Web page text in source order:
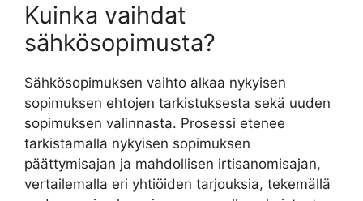
Kuinka vaihdat
sähkösopimusta?
Sähkösopimuksen vaihto alkaa nykyisen
sopimuksen ehtojen tarkistuksesta sekä uuden
sopimuksen valinnasta. Prosessi etenee
tarkistamalla nykyisen sopimuksen
päättymisajan ja mahdollisen irtisanomisajan,
vertailemalla eri yhtiöiden tarjouksia, tekemällä